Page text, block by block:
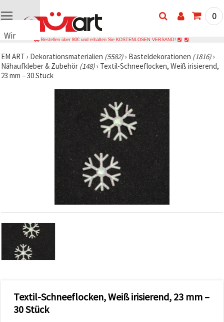
Wir
Cookies
🍪 Wir
verwenden
Datenverkehr
analysieren
sowie
relevantere
Unterstützung
Partner für
0
Bestellen über 80€ und erhalten Sie KOSTENLOSEN VERSAND!
EM ART › Dekorationsmaterialien (5582)› Basteldekorationen (1816)›
Nähaufkleber & Zubehör (148)› Textil-Schneeflocken, Weiß irisierend,
23 mm – 30 Stück
Textil-Schneeflocken, Weiß irisierend, 23 mm –
30 Stück